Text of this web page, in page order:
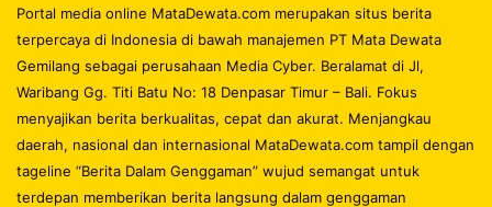
Portal media online MataDewata.com merupakan situs berita
terpercaya di Indonesia di bawah manajemen PT Mata Dewata
Gemilang sebagai perusahaan Media Cyber. Beralamat di Jl,
Waribang Gg. Titi Batu No: 18 Denpasar Timur – Bali. Fokus
menyajikan berita berkualitas, cepat dan akurat. Menjangkau
daerah, nasional dan internasional MataDewata.com tampil dengan
tageline “Berita Dalam Genggaman” wujud semangat untuk
terdepan memberikan berita langsung dalam genggaman